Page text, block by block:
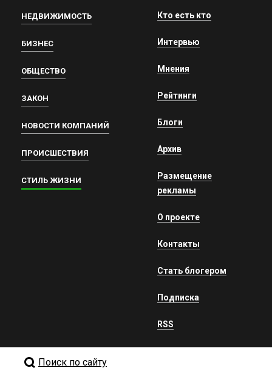
НЕДВИЖИМОСТЬ
БИЗНЕС
ОБЩЕСТВО
ЗАКОН
НОВОСТИ КОМПАНИЙ
ПРОИСШЕСТВИЯ
СТИЛЬ ЖИЗНИ
Кто есть кто
Интервью
Мнения
Рейтинги
Блоги
Архив
Размещение
рекламы
О проекте
Контакты
Стать блогером
Подписка
RSS
Поиск по сайту